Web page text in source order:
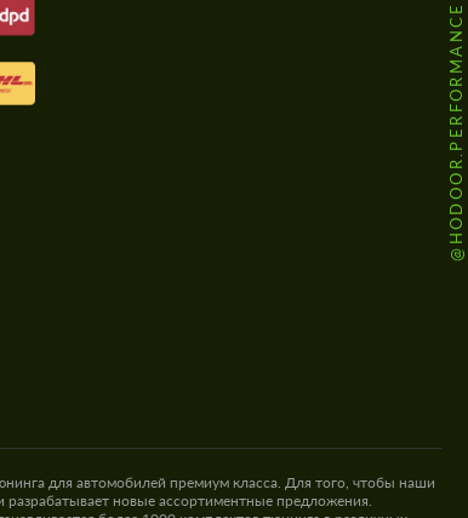
@HODOOR.PERFORMANCE
для автомобилей премиум класса. Для того, чтобы наши
разрабатывает новые ассортиментные предложения.